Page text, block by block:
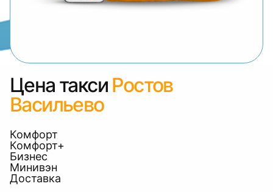
Цена такси Ростов
Васильево
Комфорт
Комфорт+
Бизнес
Минивэн
Доставка